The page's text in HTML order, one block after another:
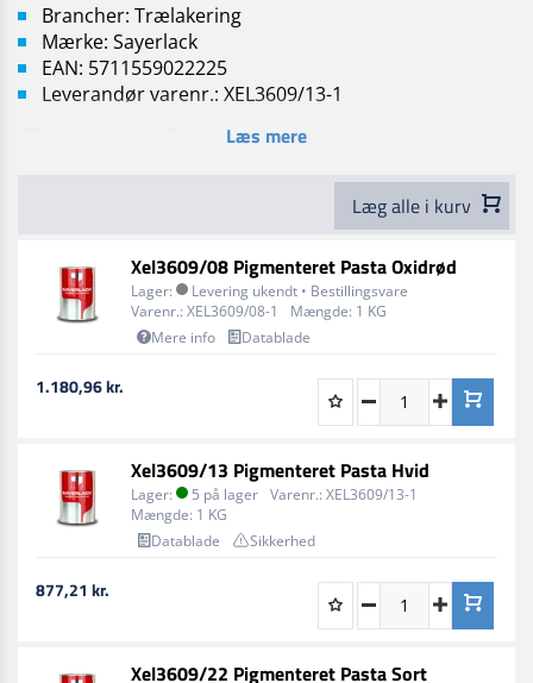
Brancher: Trælakering
Mærke: Sayerlack
EAN: 5711559022225
Leverandør varenr.: XEL3609/13-1
Læs mere
Læg alle i kurv
Xel3609/08 Pigmenteret Pasta Oxidrød
Lager:
Levering ukendt • Bestillingsvare
Varenr.: XEL3609/08-1 Mængde: 1 KG
Mere info
Datablade
1.180,96 kr.
Xel3609/13 Pigmenteret Pasta Hvid
Lager: 5 på lager Varenr.: XEL3609/13-1
Mængde: 1 KG
Datablade
Sikkerhed
877,21 kr.
Xel3609/22 Pigmenteret Pasta Sort